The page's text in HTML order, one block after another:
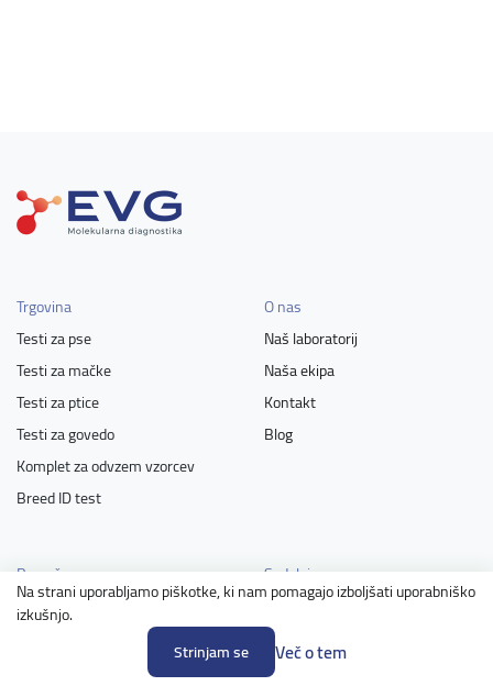
Na strani uporabljamo piškotke, ki nam pomagajo izboljšati uporabniško
izkušnjo.
Strinjam se
Več o tem
Trgovina
Testi za pse
Testi za mačke
Testi za ptice
Testi za govedo
Komplet za odvzem vzorcev
Breed ID test
O nas
Naš laboratorij
Naša ekipa
Kontakt
Blog
Pomoč
Navodila za odvzem vzorca
Sodelujemo z
Lastniki živali
Vzreditelji
Poslovni partnerji